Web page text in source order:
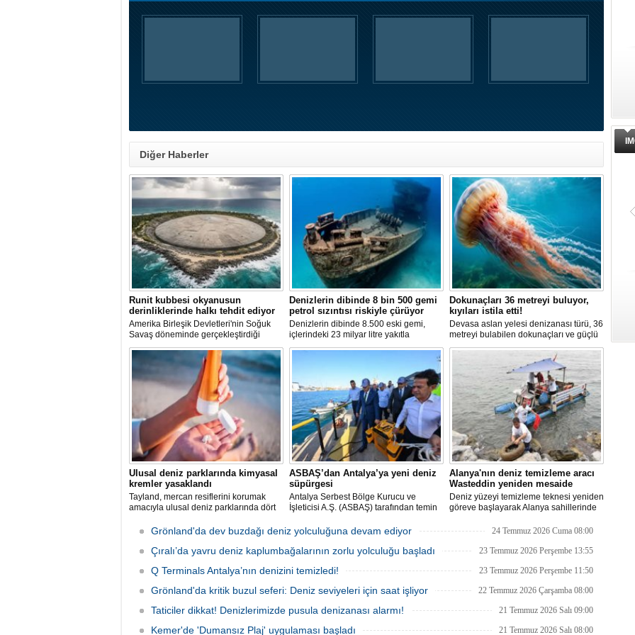
Diğer Haberler
Runit kubbesi okyanusun
derinliklerinde halkı tehdit ediyor
Amerika Birleşik Devletleri'nin Soğuk
Savaş döneminde gerçekleştirdiği
nükleer testlerin ardından kalan
radyoaktif atıkların üzerini kapatan Runit
Kubbesi, çevresel riskler ve deniz
seviyesindeki yükselmeler nedeniyle
tartışma konusu olmaya devam ediyor.
Denizlerin dibinde 8 bin 500 gemi
petrol sızıntısı riskiyle çürüyor
Denizlerin dibinde 8.500 eski gemi,
içlerindeki 23 milyar litre yakıtla
paslanıyor. Bilim insanları, bu
deniz ekosistemleri için büyük bir tehdit
oluşturduğunu belirtiyor.
Dokunaçları 36 metreyi buluyor,
kıyıları istila etti!
Devasa aslan yelesi denizanası türü, 36
metreyi bulabilen dokunaçları ve güçlü
zehriyle kıyıları istila etti. Uzmanlar,
akıntıların bu olağan dışı yoğunluğa
neden olduğunu belirtiyor.
Ulusal deniz parklarında kimyasal
kremler yasaklandı
Tayland, mercan resiflerini korumak
amacıyla ulusal deniz parklarında dört
kremlerinin kullanımını resmen
ASBAŞ’dan Antalya’ya yeni deniz
süpürgesi
Antalya Serbest Bölge Kurucu ve
İşleticisi A.Ş. (ASBAŞ) tarafından temin
ve liman temizliği çalışmalarında aktif
olarak kullanılmaya başlandı.
Alanya'nın deniz temizleme aracı
Wasteddin yeniden mesaide
Deniz yüzeyi temizleme teknesi yeniden
göreve başlayarak Alanya sahillerinde
başladı.
Grönland'da dev buzdağı deniz yolculuğuna devam ediyor 24 Temmuz 2026 Cuma 08:00
Çıralı’da yavru deniz kaplumbağalarının zorlu yolculuğu başladı 23 Temmuz 2026 Perşembe 13:55
Q Terminals Antalya’nın denizini temizledi! 23 Temmuz 2026 Perşembe 11:50
Grönland'da kritik buzul seferi: Deniz seviyeleri için saat işliyor 22 Temmuz 2026 Çarşamba 08:00
Taticiler dikkat! Denizlerimizde pusula denizanası alarmı! 21 Temmuz 2026 Salı 09:00
Kemer'de 'Dumansız Plaj' uygulaması başladı 21 Temmuz 2026 Salı 08:00